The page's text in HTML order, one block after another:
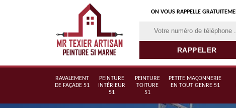
ON VOUS RAPPELLE
RAVALEMENT
DE FAÇADE 51
PEINTURE
INTÉRIEUR
51
PEINTURE
TOITURE
51
PETITE MAÇONNERIE
EN TOUT GENRE 51